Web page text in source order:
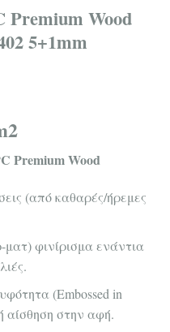
Premium Wood
5+1mm
Premium Wood
(από καθαρές/ήρεμες
φινίρισμα ενάντια
(Embossed in
αίσθηση στην αφή.